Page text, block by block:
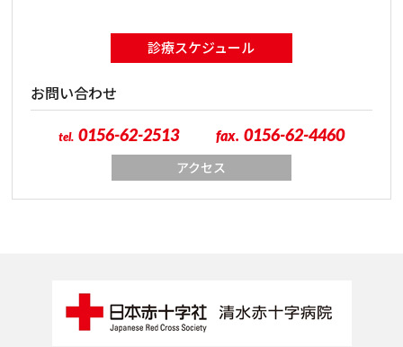
診療スケジュール
お問い合わせ
tel. 0156-62-2513 fax. 0156-62-4460
アクセス